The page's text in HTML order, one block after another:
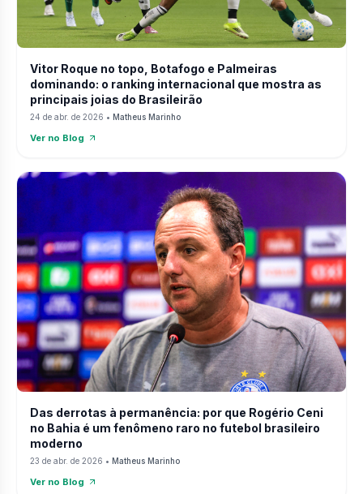
Vitor Roque no topo, Botafogo e Palmeiras
dominando: o ranking internacional que mostra as
principais joias do Brasileirão
24 de abr. de 2026 • Matheus Marinho
Ver no Blog
Das derrotas à permanência: por que Rogério Ceni
no Bahia é um fenômeno raro no futebol brasileiro
moderno
23 de abr. de 2026 • Matheus Marinho
Ver no Blog